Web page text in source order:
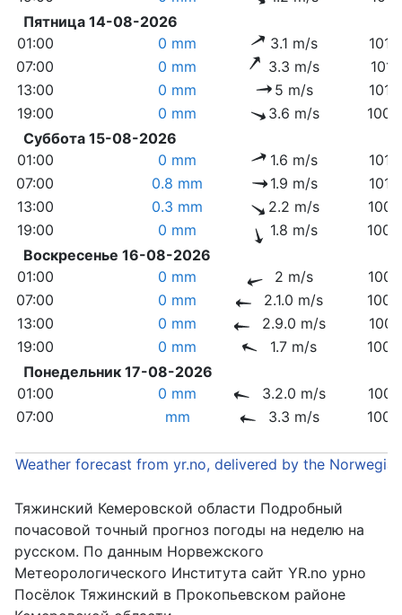
Пятница 14-08-2026
01:00
0 mm 3.1 m/s
07:00
0 mm 3.3 m/s
13:00
0 mm 5 m/s
19:00
0 mm 3.6 m/s
Суббота 15-08-2026
01:00
0 mm 1.6 m/s
07:00
0.8 mm 1.9 m/s
13:00
0.3 mm 2.2 m/s
19:00
0 mm 1.8 m/s
Воскресенье 16-08-2026
01:00
0 mm 2 m/s
07:00
0 mm 2.1.0 m/s
13:00
0 mm 2.9.0 m/s
19:00
0 mm 1.7 m/s
Понедельник 17-08-2026
01:00
0 mm 3.2.0 m/s
07:00
mm 3.3 m/s
Weather forecast from yr.no, delivered by the
Тяжинский Кемеровской области Подробный
почасовой точный прогноз погоды на неделю на
русском. По данным Норвежского
Метеорологического Института сайт YR.no урно
Посёлок Тяжинский в Прокопьевском районе